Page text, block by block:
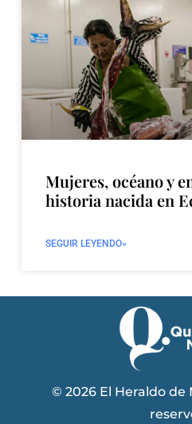
Mujeres, océano y
historia nacida en
SEGUIR LEYENDO»
© 2026 El Heraldo de